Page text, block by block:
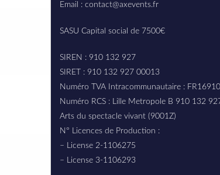
Email : contact@axevents.fr
SASU Capital social de 7500€
SIREN : 910 132 927
SIRET : 910 132 927 00013
Numéro TVA Intracommunautaire :
Numéro RCS : Lille Metropole B 910 132
Arts du spectacle vivant (9001Z)
N° Licences de Production :
– License 2-1106275
– License 3-1106293